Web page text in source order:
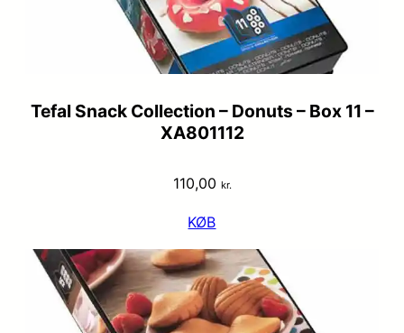
Tefal Snack Collection – Donuts – Box 11 –
XA801112
110,00 kr.
KØB